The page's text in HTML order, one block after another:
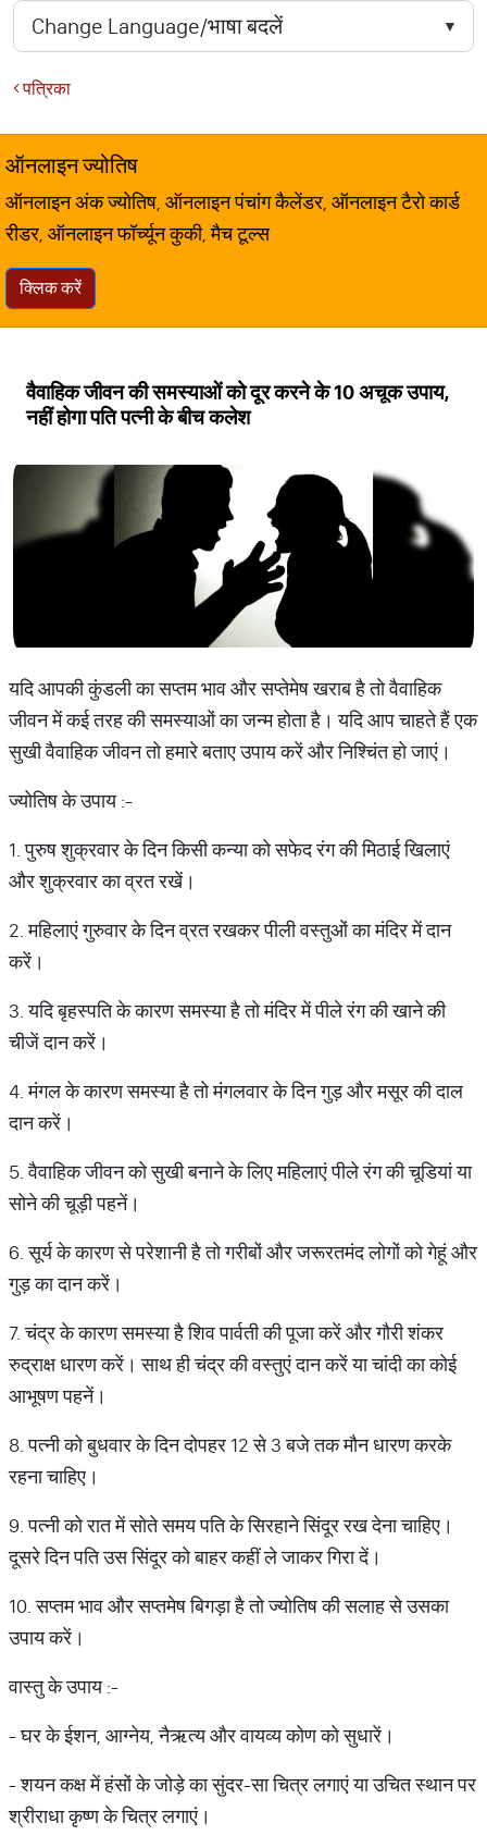
पत्रिका
ऑनलाइन ज्योतिष
ऑनलाइन अंक ज्योतिष, ऑनलाइन पंचांग कैलेंडर, ऑनलाइन टैरो कार्ड
रीडर, ऑनलाइन फॉर्च्यून कुकी, मैच टूल्स
क्लिक करें
वैवाहिक जीवन की समस्‍याओं को दूर करने के 10 अचूक उपाय,
नहीं होगा पति पत्नी के बीच कलेश
यदि आपकी कुंडली का सप्तम भाव और सप्तेमेष खराब है तो वैवाहिक
जीवन में कई तरह की समस्याओं का जन्म होता है। यदि आप चाहते हैं एक
सुखी वैवाहिक जीवन तो हमारे बताए उपाय करें और निश्चिंत हो जाएं।
ज्योतिष के उपाय :-
1. पुरुष शुक्रवार के दिन किसी कन्या को सफेद रंग की मिठाई खिलाएं
और शुक्रवार का व्रत रखें।
2. महिलाएं गुरुवार के दिन व्रत रखकर पीली वस्तुओं का मंदिर में दान
करें।
3. यदि बृहस्पति के कारण समस्या है तो मंदिर में पीले रंग की खाने की
चीजें दान करें।
4. मंगल के कारण समस्या है तो मंगलवार के दिन गुड़ और मसूर की दाल
दान करें।
5. वैवाहिक जीवन को सुखी बनाने के लिए महिलाएं पीले रंग की चूडियां या
सोने की चूड़ी पहनें।
6. सूर्य के कारण से परेशानी है तो गरीबों और जरूरतमंद लोगों को गेहूं और
गुड़ का दान करें।
7. चंद्र के कारण समस्या है शिव पार्वती की पूजा करें और गौरी शंकर
रुद्राक्ष धारण करें। साथ ही चंद्र की वस्तुएं दान करें या चांदी का कोई
आभूषण पहनें।
8. पत्नी को बुधवार के दिन दोपहर 12 से 3 बजे तक मौन धारण करके
रहना चाहिए।
9. पत्नी को रात में सोते समय पति के सिरहाने सिंदूर रख देना चाहिए।
दूसरे दिन पति उस सिंदूर को बाहर कहीं ले जाकर गिरा दें।
10. सप्तम भाव और सप्तमेष बिगड़ा है तो ज्योतिष की सलाह से उसका
उपाय करें।
वास्तु के उपाय :-
- घर के ईशन, आग्नेय, नैऋत्य और वायव्य कोण को सुधारें।
- शयन कक्ष में हंसों के जोड़े का सुंदर-सा चित्र लगाएं या उचित स्थान पर
श्रीराधा कृष्ण के चित्र लगाएं।